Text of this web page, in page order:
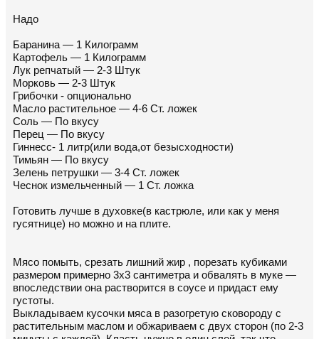
Надо
Баранина — 1 Килограмм
Картофель — 1 Килограмм
Лук репчатый — 2-3 Штук
Морковь — 2-3 Штук
Грибочки - опционально
Масло растительное — 4-6 Ст. ложек
Соль — По вкусу
Перец — По вкусу
Гиннесс- 1 литр(или вода,от безысходности)
Тимьян — По вкусу
Зелень петрушки — 3-4 Ст. ложек
Чеснок измельченный — 1 Ст. ложка
Готовить лучше в духовке(в кастрюле, или как у меня
гусятнице) но можно и на плите.
Мясо помыть, срезать лишний жир , порезать кубиками
размером примерно 3х3 сантиметра и обвалять в муке —
впоследствии она растворится в соусе и придаст ему
густоты.
Выкладываем кусочки мяса в разогретую сковороду с
растительным маслом и обжариваем с двух сторон (по 2-3